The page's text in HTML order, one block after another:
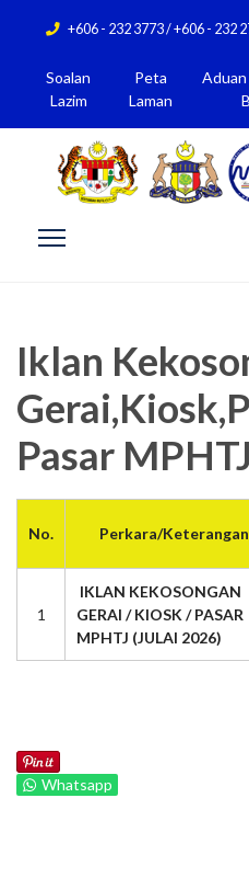
+606 - 232 3773 / +606 - 232
Soalan
Lazim
Peta
Laman
Iklan
Pasar
No. Perkara/Keterangan
1
IKLAN KEKOSONGAN
GERAI / KIOSK / PASAR
MPHTJ (JULAI 2026)
Whatsapp